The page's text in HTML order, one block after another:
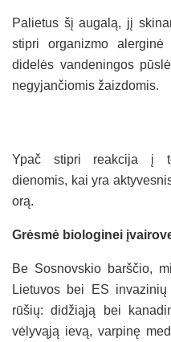
Palietus šį augalą, jį
stipri organizmo
didelės vandeningos
negyjančiomis žaizdomis.
Ypač stipri reakcija į
dienomis, kai yra
orą.
Grėsmė biologinei
Be Sosnovskio barščio,
Lietuvos bei ES
rūšių: didžiąją bei
vėlyvąją ievą, varpinę